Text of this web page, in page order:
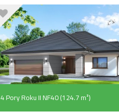
4 Pory Roku II NF40 (124.7 m²)